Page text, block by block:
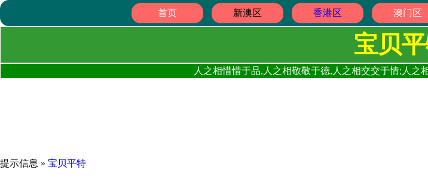
首页 新澳区 香港区 澳门区
宝贝
人之相惜惜于品,人之相敬敬于德,人之相交交于情;人之
提示信息 » 宝贝平特